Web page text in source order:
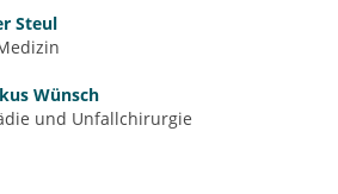
Steul
Wünsch
und Unfallchirurgie